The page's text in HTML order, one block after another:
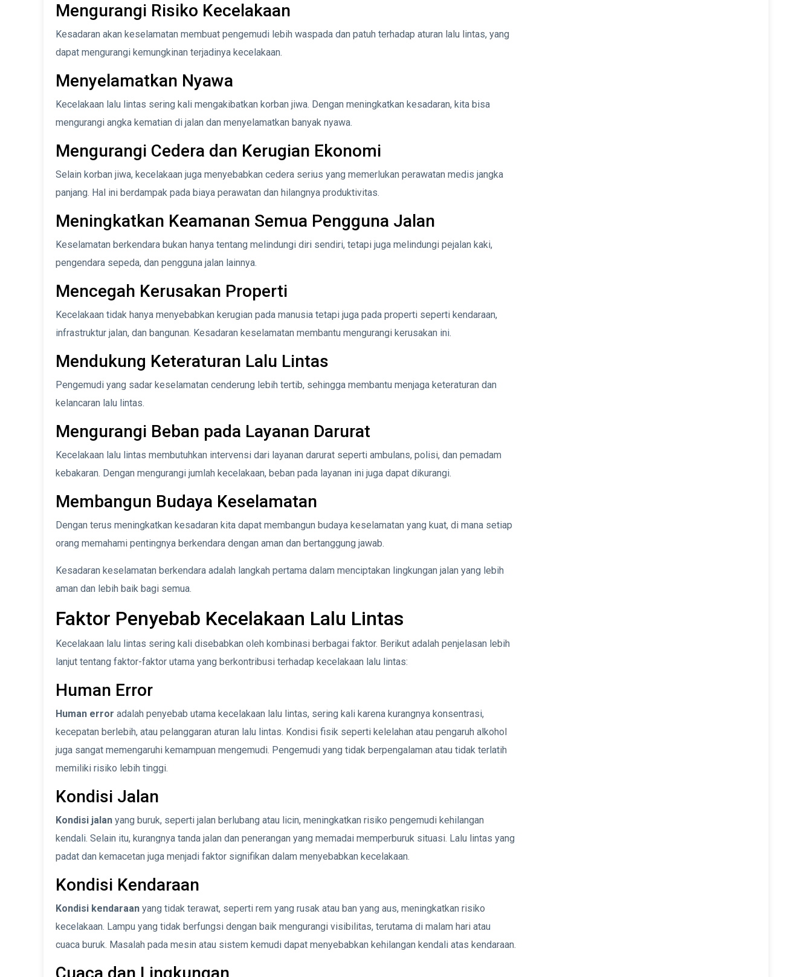
Mengurangi Risiko Kecelakaan
Kesadaran akan keselamatan membuat pengemudi lebih waspada dan patuh terhadap aturan lalu lintas, yang
dapat mengurangi kemungkinan terjadinya kecelakaan.
Menyelamatkan Nyawa
Kecelakaan lalu lintas sering kali mengakibatkan korban jiwa. Dengan meningkatkan kesadaran, kita bisa
mengurangi angka kematian di jalan dan menyelamatkan banyak nyawa.
Mengurangi Cedera dan Kerugian Ekonomi
Selain korban jiwa, kecelakaan juga menyebabkan cedera serius yang memerlukan perawatan medis jangka
panjang. Hal ini berdampak pada biaya perawatan dan hilangnya produktivitas.
Meningkatkan Keamanan Semua Pengguna Jalan
Keselamatan berkendara bukan hanya tentang melindungi diri sendiri, tetapi juga melindungi pejalan kaki,
pengendara sepeda, dan pengguna jalan lainnya.
Mencegah Kerusakan Properti
Kecelakaan tidak hanya menyebabkan kerugian pada manusia tetapi juga pada properti seperti kendaraan,
infrastruktur jalan, dan bangunan. Kesadaran keselamatan membantu mengurangi kerusakan ini.
Mendukung Keteraturan Lalu Lintas
Pengemudi yang sadar keselamatan cenderung lebih tertib, sehingga membantu menjaga keteraturan dan
kelancaran lalu lintas.
Mengurangi Beban pada Layanan Darurat
Kecelakaan lalu lintas membutuhkan intervensi dari layanan darurat seperti ambulans, polisi, dan pemadam
kebakaran. Dengan mengurangi jumlah kecelakaan, beban pada layanan ini juga dapat dikurangi.
Membangun Budaya Keselamatan
Dengan terus meningkatkan kesadaran kita dapat membangun budaya keselamatan yang kuat, di mana setiap
orang memahami pentingnya berkendara dengan aman dan bertanggung jawab.
Kesadaran keselamatan berkendara adalah langkah pertama dalam menciptakan lingkungan jalan yang lebih
aman dan lebih baik bagi semua.
Faktor Penyebab Kecelakaan Lalu Lintas
Kecelakaan lalu lintas sering kali disebabkan oleh kombinasi berbagai faktor. Berikut adalah penjelasan lebih
lanjut tentang faktor-faktor utama yang berkontribusi terhadap kecelakaan lalu lintas:
Human Error
Human error adalah penyebab utama kecelakaan lalu lintas, sering kali karena kurangnya konsentrasi,
kecepatan berlebih, atau pelanggaran aturan lalu lintas. Kondisi fisik seperti kelelahan atau pengaruh alkohol
juga sangat memengaruhi kemampuan mengemudi. Pengemudi yang tidak berpengalaman atau tidak terlatih
memiliki risiko lebih tinggi.
Kondisi Jalan
Kondisi jalan yang buruk, seperti jalan berlubang atau licin, meningkatkan risiko pengemudi kehilangan
kendali. Selain itu, kurangnya tanda jalan dan penerangan yang memadai memperburuk situasi. Lalu lintas yang
padat dan kemacetan juga menjadi faktor signifikan dalam menyebabkan kecelakaan.
Kondisi Kendaraan
Kondisi kendaraan yang tidak terawat, seperti rem yang rusak atau ban yang aus, meningkatkan risiko
kecelakaan. Lampu yang tidak berfungsi dengan baik mengurangi visibilitas, terutama di malam hari atau
cuaca buruk. Masalah pada mesin atau sistem kemudi dapat menyebabkan kehilangan kendali atas kendaraan.